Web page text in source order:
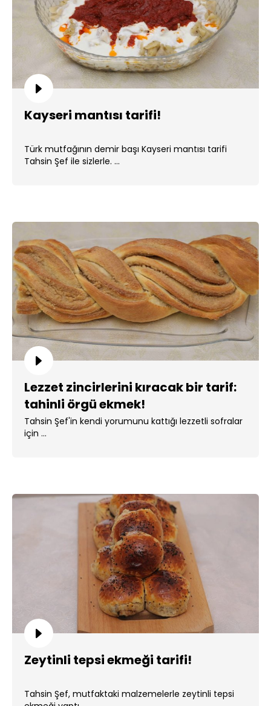
Kayseri mantısı tarifi!
Türk mutfağının demir başı Kayseri mantısı tarifi
Tahsin Şef ile sizlerle. ...
Lezzet zincirlerini kıracak bir tarif:
tahinli örgü ekmek!
Tahsin Şef'in kendi yorumunu kattığı lezzetli sofralar
için ...
Zeytinli tepsi ekmeği tarifi!
Tahsin Şef, mutfaktaki malzemelerle zeytinli tepsi